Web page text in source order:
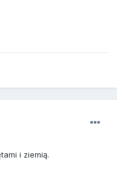
i ziemią.